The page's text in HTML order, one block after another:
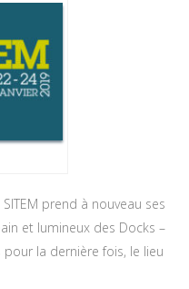
prend à nouveau ses
et lumineux des Docks –
la dernière fois, le lieu